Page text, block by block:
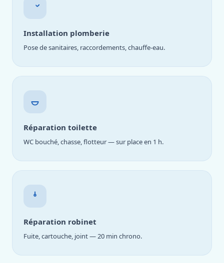
Installation plomberie
Pose de sanitaires, raccordements, chauffe-eau.
Réparation toilette
WC bouché, chasse, flotteur — sur place en 1 h.
Réparation robinet
Fuite, cartouche, joint — 20 min chrono.